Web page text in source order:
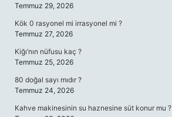
Temmuz 29, 2026
Kök 0 rasyonel mi irrasyonel mi ?
Temmuz 27, 2026
Kiğı’nın nüfusu kaç ?
Temmuz 25, 2026
80 doğal sayı mıdır ?
Temmuz 24, 2026
Kahve makinesinin su haznesine süt konur mu ?